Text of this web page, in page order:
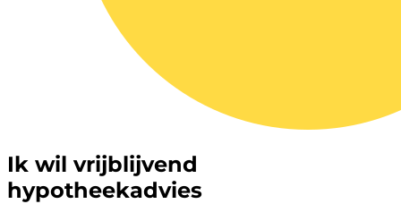
Ik wil vrijblijvend
hypotheekadvies